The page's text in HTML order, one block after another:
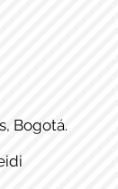
Bogotá.